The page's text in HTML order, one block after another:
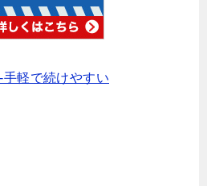
手軽で続けやすい